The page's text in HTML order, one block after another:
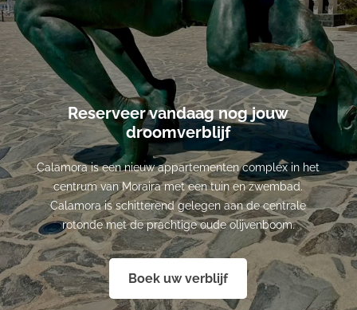
Reserveer vandaag nog jouw
droomverblijf
Calamora is een nieuw appartementen complex in het
centrum van Moraira met een tuin en zwembad.
Calamora is schitterend gelegen aan de centrale
rotonde met de prachtige oude olijvenboom.
Boek uw verblijf